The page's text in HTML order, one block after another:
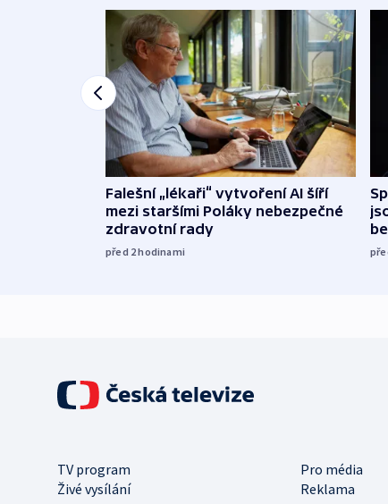
Falešní „lékaři“ vytvoření AI šíří
mezi staršími Poláky nebezpečné
zdravotní rady
před 2hodinami
TV program
Pro média
Živé vysílání
Reklama